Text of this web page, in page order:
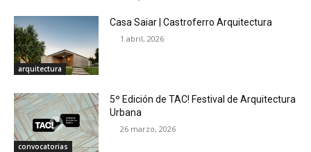
arquitectura
Casa Saiar | Castroferro Arquitectura
1 abril, 2026
convocatorias
5º Edición de TAC! Festival de Arquitectura
Urbana
26 marzo, 2026